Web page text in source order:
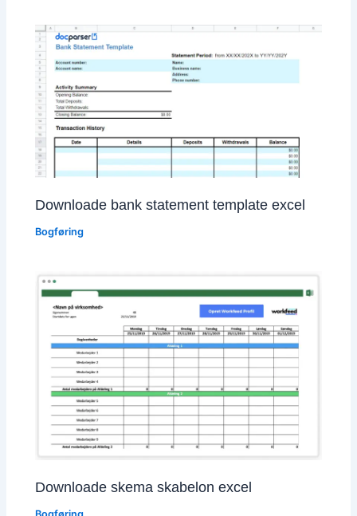
Downloade bank statement template excel
Bogføring
Downloade skema skabelon excel